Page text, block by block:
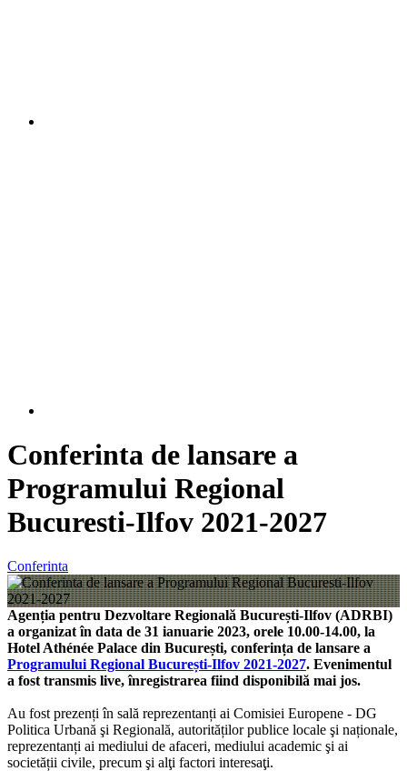
Conferinta de lansare a
Programului Regional
Bucuresti-Ilfov 2021-2027
Conferinta
Agenția pentru Dezvoltare Regională București-Ilfov (ADRBI)
a organizat în data de 31 ianuarie 2023, orele 10.00-14.00, la
Hotel Athénée Palace din București, conferința de lansare a
Programului Regional București-Ilfov 2021-2027. Evenimentul
a fost transmis live, înregistrarea fiind disponibilă mai jos.
Au fost prezenți în sală reprezentanți ai Comisiei Europene - DG
Politica Urbană şi Regională, autorităților publice locale şi naționale,
reprezentanți ai mediului de afaceri, mediului academic şi ai
societății civile, precum şi alţi factori interesaţi.